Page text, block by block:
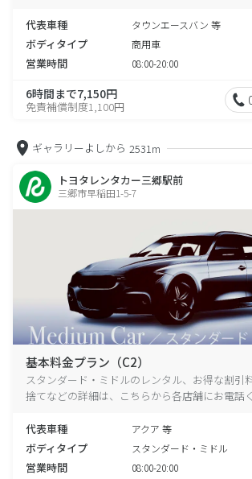
代表車種 タウンエースバン 等
ボディタイプ 商用車
営業時間 08:00-20:00
6時間まで7,150円
免責補償制度1,100円
ギャラリーよしから 2531m
トヨタレンタカー三郷駅前
三郷市早稲田1-5-7
基本料金プラン（C2）
スタンダード・ミドルのレンタル、お得な割引
捨てなどの詳細は、こちらから各店舗にお電話
代表車種 アクア 等
ボディタイプ スタンダード・ミドル
営業時間 08:00-20:00